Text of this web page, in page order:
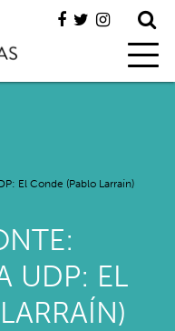
El Conde (Pablo Larraín)
UDP: EL